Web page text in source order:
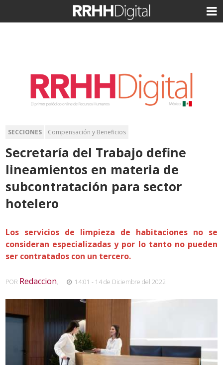
SECCIONES Compensación y Beneficios
Secretaría del Trabajo define
lineamientos en materia de
subcontratación para sector
hotelero
Los servicios de limpieza de habitaciones no se
consideran especializadas y por lo tanto no pueden
ser contratados con un tercero.
POR Redaccion, 14:01 - 14 de Diciembre del 2022